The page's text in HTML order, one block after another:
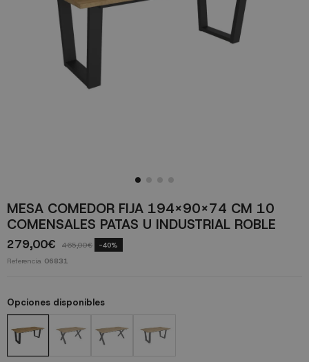
MESA COMEDOR FIJA 194X90X74 CM 10
COMENSALES PATAS U INDUSTRIAL ROBLE
279,00€ 465,00€ -40%
Referencia 06831
Opciones disponibles